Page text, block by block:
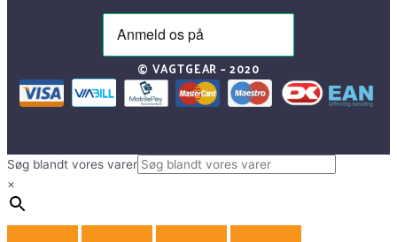
© VAGTGEAR – 2020
Søg blandt vores varer
×